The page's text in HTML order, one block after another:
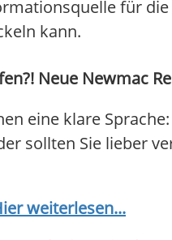
für
kann.
Neue Newmac
eine klare
sollten Sie lieber
weiterlesen...